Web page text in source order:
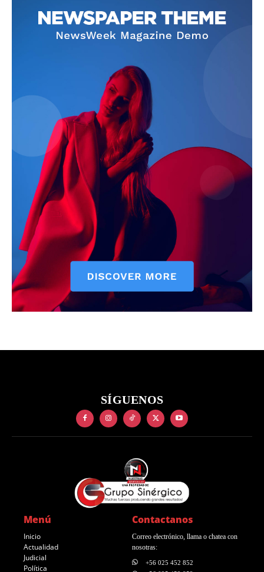
SÍGUENOS
Menú
Inicio
Actualidad
Judicial
Política
Contactanos
Correo electrónico, llama o chatea con
nosotras:
+56 025 452 852